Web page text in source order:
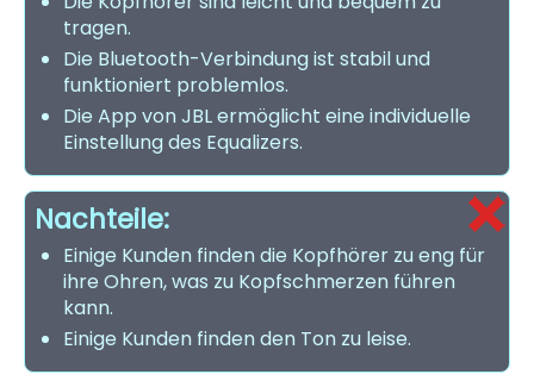
tragen.
Die Bluetooth-Verbindung ist stabil und
funktioniert problemlos.
Die App von JBL ermöglicht eine individuelle
Einstellung des Equalizers.
Nachteile:
Einige Kunden finden die Kopfhörer zu eng für
ihre Ohren, was zu Kopfschmerzen führen
kann.
Einige Kunden finden den Ton zu leise.